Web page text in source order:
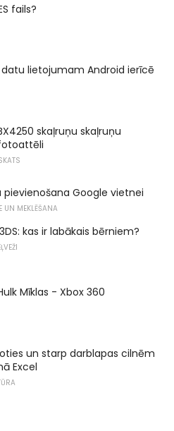
fails?
datu lietojumam Android ierīcē
skaļruņu skaļruņu
Google vietnei
UN MEKLĒŠANA
kas ir labākais bērniem?
Mīklas - Xbox 360
un starp darblapas cilnēm
Excel